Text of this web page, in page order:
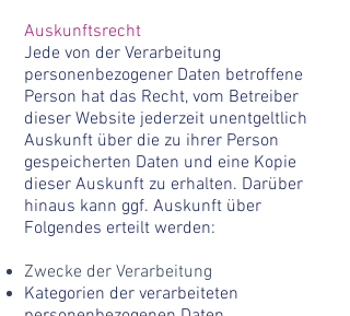
Auskunftsrecht
Jede von der Verarbeitung
personenbezogener Daten betroffene
Person hat das Recht, vom Betreiber
dieser Website jederzeit unentgeltlich
Auskunft über die zu ihrer Person
gespeicherten Daten und eine Kopie
dieser Auskunft zu erhalten. Darüber
hinaus kann ggf. Auskunft über
Folgendes erteilt werden:
Zwecke der Verarbeitung
Kategorien der verarbeiteten